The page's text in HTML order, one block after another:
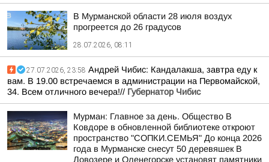
В Мурманской области 28 июля воздух
прогреется до 26 градусов
28.07.2026, 08:11
27.07.2026, 23:58 Андрей Чибис: Кандалакша, завтра еду к
вам. В 19.00 встречаемся в администрации на Первомайской,
34. Всем отличного вечера!// Губернатор Чибис
Мурман: Главное за день. Общество В
Ковдоре в обновленной библиотеке откроют
пространство "СОПКИ.СЕМЬЯ" До конца 2026
года в Мурманске снесут 50 деревяшек В
Ловозере и Оленегорске установят памятники